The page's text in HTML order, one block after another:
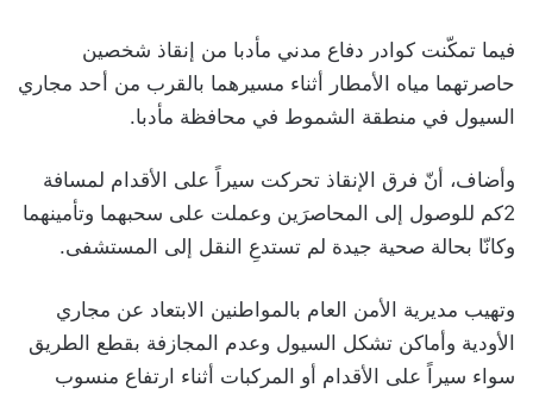
فيما تمكّنت كوادر دفاع مدني مأدبا من إنقاذ شخصين
حاصرتهما مياه الأمطار أثناء مسيرهما بالقرب من أحد مجاري
السيول في منطقة الشموط في محافظة مأدبا.
وأضاف، أنّ فرق الإنقاذ تحركت سيراً على الأقدام لمسافة
2كم للوصول إلى المحاصرَين وعملت على سحبهما وتأمينهما
وكانّا بحالة صحية جيدة لم تستدعِ النقل إلى المستشفى.
وتهيب مديرية الأمن العام بالمواطنين الابتعاد عن مجاري
الأودية وأماكن تشكل السيول وعدم المجازفة بقطع الطريق
سواء سيراً على الأقدام أو المركبات أثناء ارتفاع منسوب